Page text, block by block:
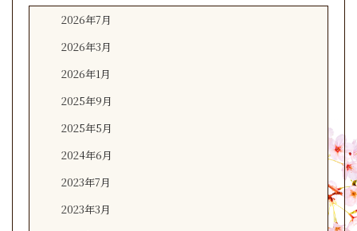
2026年7月
2026年3月
2026年1月
2025年9月
2025年5月
2024年6月
2023年7月
2023年3月